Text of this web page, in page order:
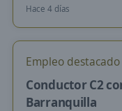
Hace 4 días
Empleo destacado
Conductor C2
Barranquilla